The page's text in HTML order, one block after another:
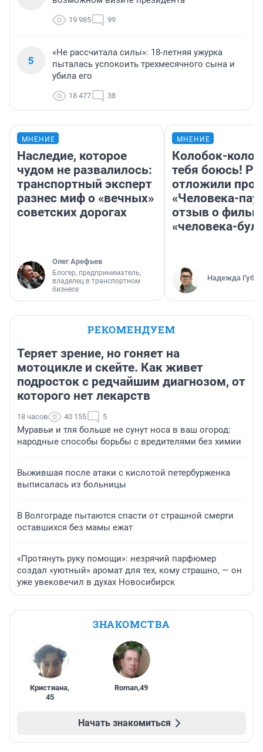
19 985 99
5
«Не рассчитала силы»: 18-летняя ужурка
пыталась успокоить трехмесячного сына и
убила его
18 477 38
МНЕНИЕ
Наследие, которое
чудом не развалилось:
транспортный эксперт
разнес миф о «вечных»
советских дорогах
Олег Арефьев
Блогер, предприниматель,
владелец в транспортном
бизнесе
МНЕНИЕ
Колобок-
тебя боюсь!
отложили
«Человека-
отзыв о
«человека-
Надежда
РЕКОМЕНДУЕМ
Теряет зрение, но гоняет на
мотоцикле и скейте. Как живет
подросток с редчайшим диагнозом, от
которого нет лекарств
18 часов 40 155 5
Муравьи и тля больше не сунут носа в ваш огород:
народные способы борьбы с вредителями без химии
Выжившая после атаки с кислотой петербурженка
выписалась из больницы
В Волгограде пытаются спасти от страшной смерти
оставшихся без мамы ежат
«Протянуть руку помощи»: незрячий парфюмер
создал «уютный» аромат для тех, кому страшно, — он
уже увековечил в духах Новосибирск
ЗНАКОМСТВА
Кристиана,
45
Roman,49
Начать знакомиться